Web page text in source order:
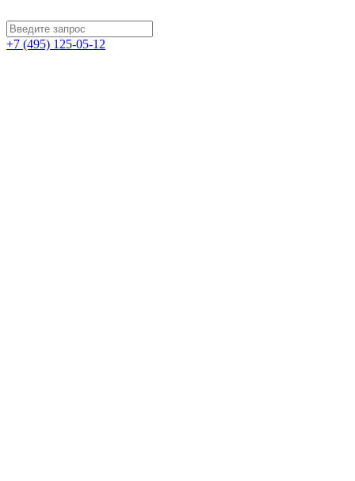
+7 (495) 125-05-12